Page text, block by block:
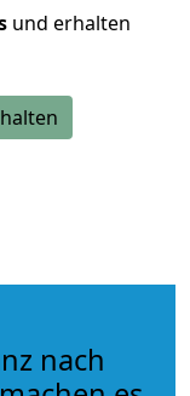
und erhalten
nach